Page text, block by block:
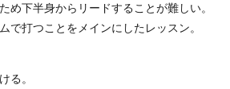
め下半身からリードすることが難しい。
で打つことをメインにしたレッスン。
る。